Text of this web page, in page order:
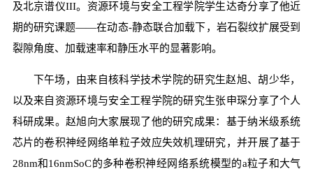
及北京谱仪III。资源环境与安全工程学院学生达奇分享了他近
期的研究课题——在动态-静态联合加载下，岩石裂纹扩展受到
裂隙角度、加载速率和静压水平的显著影响。
下午场，由来自核科学技术学院的研究生赵旭、胡少华，
以及来自资源环境与安全工程学院的研究生张申琛分享了个人
科研成果。赵旭向大家展现了他的研究成果：基于纳米级系统
芯片的卷积神经网络单粒子效应失效机理研究，并开展了基于
28nm和16nmSoC的多种卷积神经网络系统模型的a粒子和大气